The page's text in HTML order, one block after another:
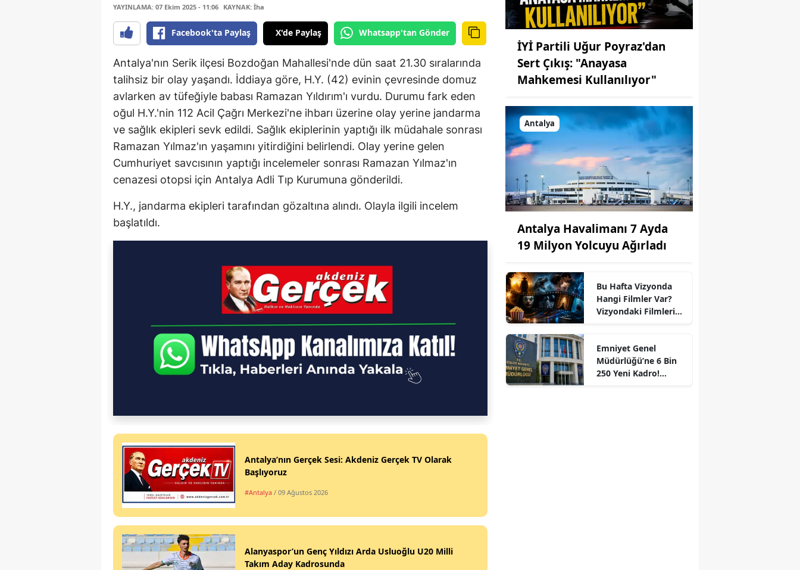
YAYINLAMA: 07 Ekim 2025 - 11:06 KAYNAK: İha
Facebook'ta Paylaş X'de Paylaş Whatsapp'tan Gönder
Antalya'nın Serik ilçesi Bozdoğan Mahallesi'nde dün saat 21.30 sıralarında
talihsiz bir olay yaşandı. İddiaya göre, H.Y. (42) evinin çevresinde domuz
avlarken av tüfeğiyle babası Ramazan Yıldırım'ı vurdu. Durumu fark eden
oğul H.Y.'nin 112 Acil Çağrı Merkezi'ne ihbarı üzerine olay yerine jandarma
ve sağlık ekipleri sevk edildi. Sağlık ekiplerinin yaptığı ilk müdahale sonrası
Ramazan Yılmaz'ın yaşamını yitirdiğini belirlendi. Olay yerine gelen
Cumhuriyet savcısının yaptığı incelemeler sonrası Ramazan Yılmaz'ın
cenazesi otopsi için Antalya Adli Tıp Kurumuna gönderildi.
H.Y., jandarma ekipleri tarafından gözaltına alındı. Olayla ilgili incelem
başlatıldı.
Antalya’nın Gerçek Sesi: Akdeniz Gerçek TV Olarak
Başlıyoruz
#Antalya / 09 Ağustos 2026
Alanyaspor’un Genç Yıldızı Arda Usluoğlu U20 Milli
Takım Aday Kadrosunda
İYİ Partili Uğur Poyraz'dan
Sert Çıkış: "Anayasa
Mahkemesi Kullanılıyor"
Antalya
Antalya Havalimanı 7 Ayda
19 Milyon Yolcuyu Ağırladı
Bu Hafta Vizyonda
Hangi Filmler Var?
Vizyondaki Filmlerin
Emniyet Genel
Müdürlüğü’ne 6 Bin
250 Yeni Kadro!